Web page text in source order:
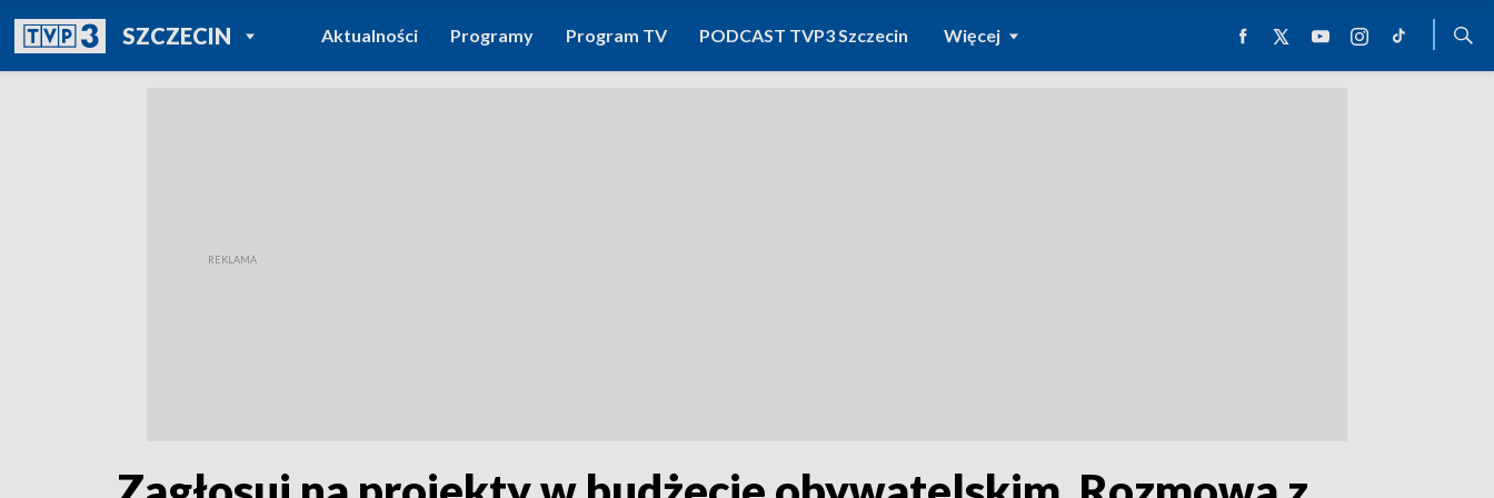
SZCZECINPOWRÓT DO
TVP REGIONY
Aktualności Programy Program TV PODCAST TVP3 Szczecin Więcej